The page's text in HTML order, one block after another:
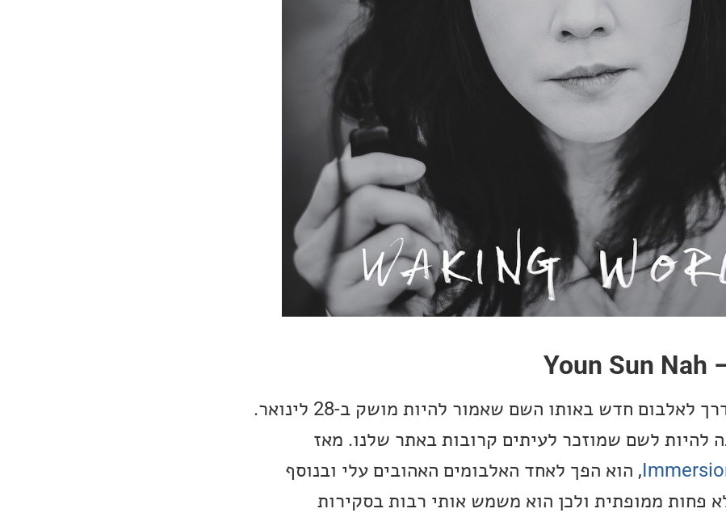
Youn Sun Nah
זהו סינגל חדש שלה בדרך לאלבום חדש באותו השם שאמור להיות מושק ב-28 לינואר.
להיות לשם שמוזכר לעיתים קרובות באתר שלנו. מאז
, הוא הפך לאחד האלבומים האהובים עלי ובנוסף
פחות ממופתית ולכן הוא משמש אותי רבות בסקירות